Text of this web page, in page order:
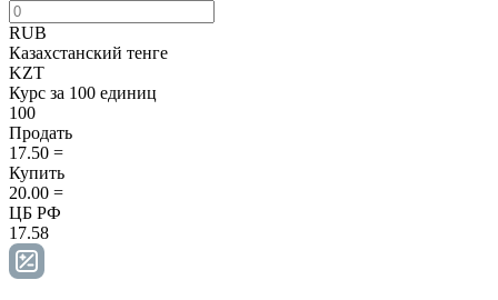
RUB
Казахстанский тенге
KZT
Курс за 100 единиц
100
Продать
17.50 =
Купить
20.00 =
ЦБ РФ
17.58